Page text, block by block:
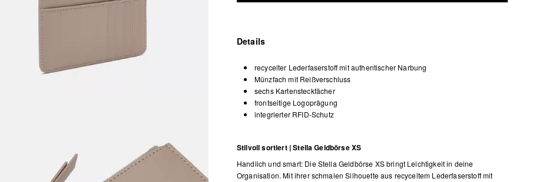
Details
recycelter Lederfaserstoff mit authentischer Narbung
Münzfach mit Reißverschluss
sechs Kartensteckfächer
frontseitige Logoprägung
integrierter RFID-Schutz
Stilvoll sortiert | Stella Geldbörse XS
Handlich und smart: Die Stella Geldbörse XS bringt Leichtigkeit in deine
Organisation. Mit ihrer schmalen Silhouette aus recyceltem Lederfaserstoff mit